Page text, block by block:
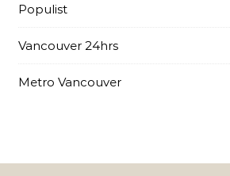
Populist
Vancouver 24hrs
Metro Vancouver